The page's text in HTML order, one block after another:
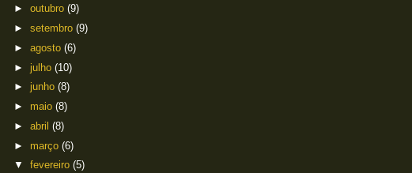
► outubro (9)
► setembro (9)
► agosto (6)
► julho (10)
► junho (8)
► maio (8)
► abril (8)
► março (6)
▼ fevereiro (5)